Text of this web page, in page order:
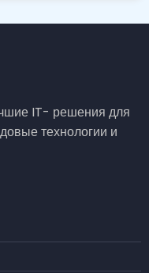
IT- решения для
технологии и